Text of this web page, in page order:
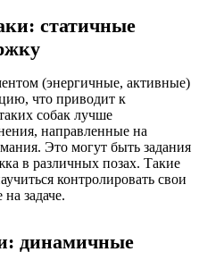
статичные
(энергичные, активные)
что приводит к
собак лучше
направленные на
Это могут быть задания
в различных позах. Такие
контролировать свои
задаче.
динамичные